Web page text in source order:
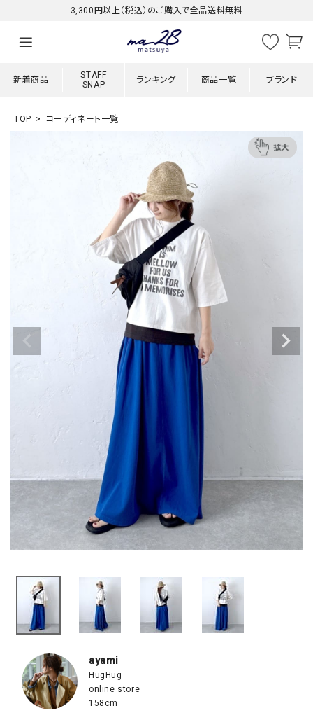
3,300円以上（税込）のご購入で全品送料無料
新着商品
STAFF
SNAP
ランキング 商品一覧 ブランド
TOP コーディネート一覧
ayami
HugHug
online store
158cm